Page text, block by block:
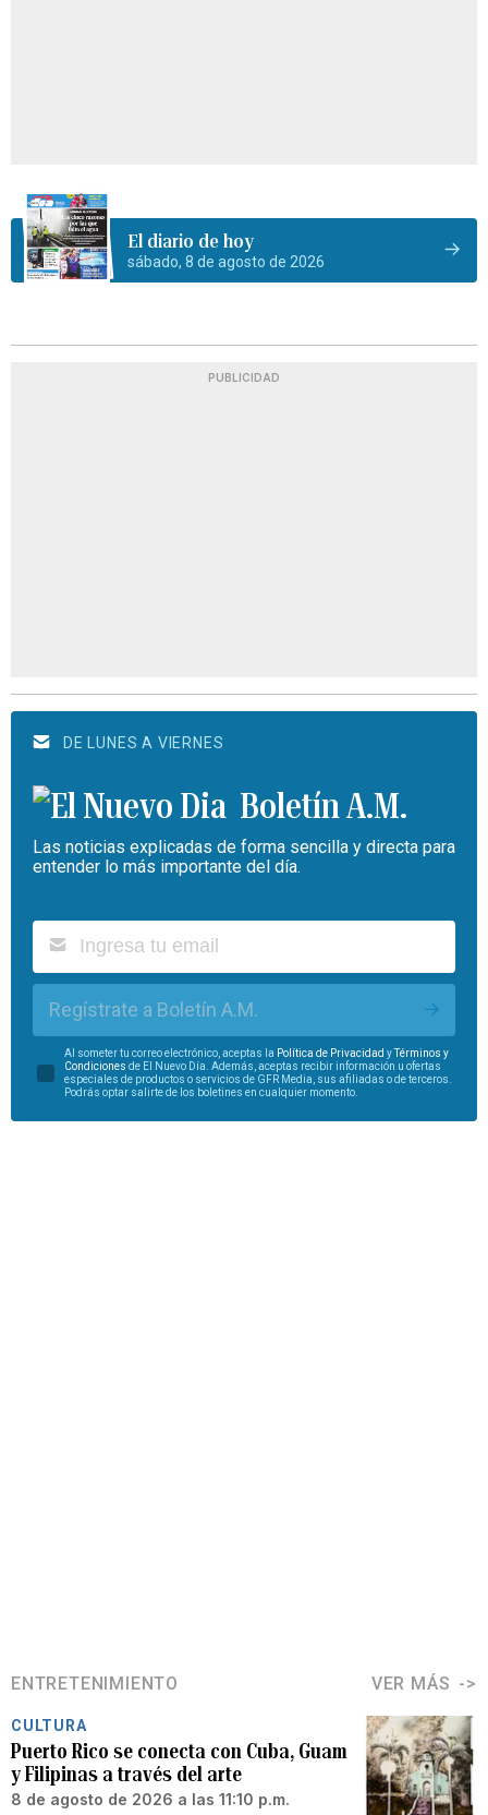
El diario de hoy
sábado, 8 de agosto de 2026
PUBLICIDAD
DE LUNES A VIERNES
Boletín A.M.
Las noticias explicadas de forma sencilla y directa para
entender lo más importante del día.
Regístrate a Boletín A.M.
Al someter tu correo electrónico, aceptas la Política de Privacidad yTérminos y
Condiciones de El Nuevo Día. Además, aceptas recibir información u ofertas
especiales de productos o servicios de GFR Media, sus afiliadas o de terceros.
Podrás optar salirte de los boletines en cualquier momento.
ENTRETENIMIENTO VER MÁS
CULTURA
Puerto Rico se conecta con Cuba, Guam
y Filipinas a través del arte
8 de agosto de 2026 a las 11:10 p.m.